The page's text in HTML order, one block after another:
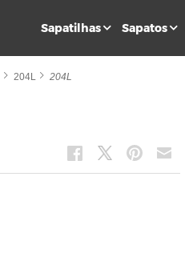
Sapatilhas Sapatos
204L 204L